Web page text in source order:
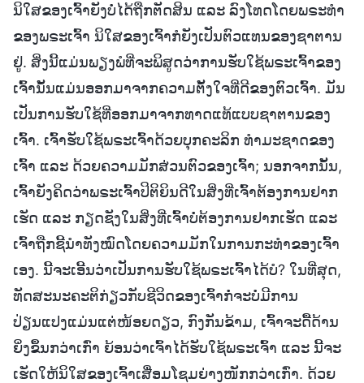
ນິໃສຂອງເຈົ້າຍັງບໍ່ໄດ້ຖືກຕັດສິນ ແລະ ລົງໂທດໂດຍພຣະທຳ
ຂອງພຣະເຈົ້າ ນິໃສຂອງເຈົ້າກໍຍັງເປັນຕົວແທນຂອງຊາຕານ
ຢູ່. ສິ່ງນີ້ແມ່ນພຽງພໍທີ່ຈະພິສູດວ່າການຮັບໃຊ້ພຣະເຈົ້າຂອງ
ເຈົ້ານັ້ນແມ່ນອອກມາຈາກຄວາມຕັ້ງໃຈທີ່ດີຂອງຕົວເຈົ້າ. ມັນ
ເປັນການຮັບໃຊ້ທີ່ອອກມາຈາກທາດແທ້ແບບຊາຕານຂອງ
ເຈົ້າ. ເຈົ້າຮັບໃຊ້ພຣະເຈົ້າດ້ວຍບຸກຄະລິກ ທຳມະຊາດຂອງ
ເຈົ້າ ແລະ ດ້ວຍຄວາມມັກສ່ວນຕົວຂອງເຈົ້າ; ນອກຈາກນັ້ນ,
ເຈົ້າຍັງຄິດວ່າພຣະເຈົ້າປິຕິຍິນດີໃນສິ່ງທີ່ເຈົ້າຕ້ອງການຢາກ
ເຮັດ ແລະ ກຽດຊັງໃນສິ່ງທີ່ເຈົ້າບໍ່ຕ້ອງການຢາກເຮັດ ແລະ
ເຈົ້າຖືກຊີ້ນຳທັງໝົດໂດຍຄວາມມັກໃນການກະທໍາຂອງເຈົ້າ
ເອງ. ນີ້ຈະເອີ້ນວ່າເປັນການຮັບໃຊ້ພຣະເຈົ້າໄດ້ບໍ? ໃນທີ່ສຸດ,
ທັດສະນະຄະຕິກ່ຽວກັບຊີວິດຂອງເຈົ້າກໍ່ຈະບໍ່ມີການ
ປ່ຽນແປງແມ່ນແຕ່ໜ້ອຍດຽວ, ກົງກັນຂ້າມ, ເຈົ້າຈະດື້ດ້ານ
ຍິ່ງຂຶ້ນກວ່າເກົ່າ ຍ້ອນວ່າເຈົ້າໄດ້ຮັບໃຊ້ພຣະເຈົ້າ ແລະ ນີ້ຈະ
ເຮັດໃຫ້ນິໃສຂອງເຈົ້າເສື່ອມໂຊມຍ່າງໜັກກວ່າເກົ່າ. ດ້ວຍ